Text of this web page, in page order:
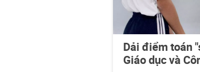
Dải điểm toán
Giáo dục và